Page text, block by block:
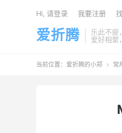
爱折腾
乐此不疲
爱好相聚
Hi, 请登录 我要注册
当前位置： 爱折腾的小郑  常